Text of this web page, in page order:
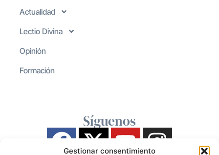
Gestionar consentimiento
Actualidad
Lectio Divina
Opinión
Formación
Síguenos